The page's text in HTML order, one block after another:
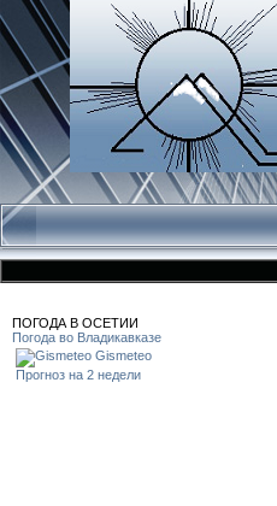
ПОГОДА В ОСЕТИИ
Погода во Владикавказе
Gismeteo
Прогноз на 2 недели